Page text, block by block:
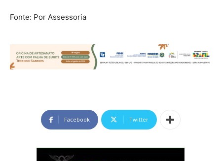
Fonte: Por Assessoria
Facebook Twitter